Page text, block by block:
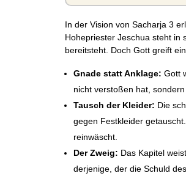
In der Vision von Sacharja 3
Hohepriester Jeschua steht in
bereitsteht. Doch Gott greift ein.
Gnade statt Anklage: Gott
nicht verstoßen hat,
Tausch der Kleider: Die
gegen Festkleider
reinwäscht.
Der Zweig: Das Kapitel
derjenige, der die Schuld